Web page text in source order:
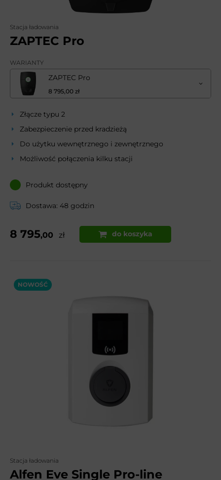
Stacja ładowania
ZAPTEC Pro
WARIANTY
ZAPTEC Pro
8 795,00 zł
Złącze typu 2
Zabezpieczenie przed kradzieżą
Do użytku wewnętrznego i zewnętrznego
Możliwość połączenia kilku stacji
Produkt dostępny
Dostawa: 48 godzin
8 795,00 zł do koszyka
NOWOŚĆ
Stacja ładowania
Alfen Eve Single Pro-line